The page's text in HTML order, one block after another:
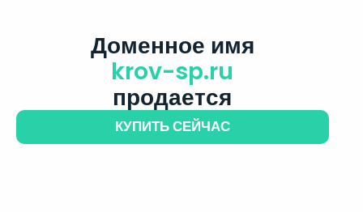
Доменное имя
krov-sp.ru
продается
КУПИТЬ СЕЙЧАС